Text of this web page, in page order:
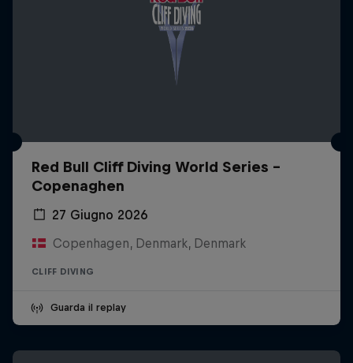
Red Bull Cliff Diving World Series -
Copenaghen
27 Giugno 2026
Copenhagen, Denmark, Denmark
CLIFF DIVING
Guarda il replay